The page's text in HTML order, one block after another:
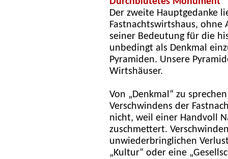
Der zweite Hauptgedanke
Fastnachtswirtshaus, ohne
seiner Bedeutung für die
unbedingt als Denkmal
Pyramiden. Unsere
Wirtshäuser.
Von „Denkmal“ zu
Verschwindens der
nicht, weil einer Handvoll
zuschmettert.
unwiederbringlichen
„Kultur“ oder eine